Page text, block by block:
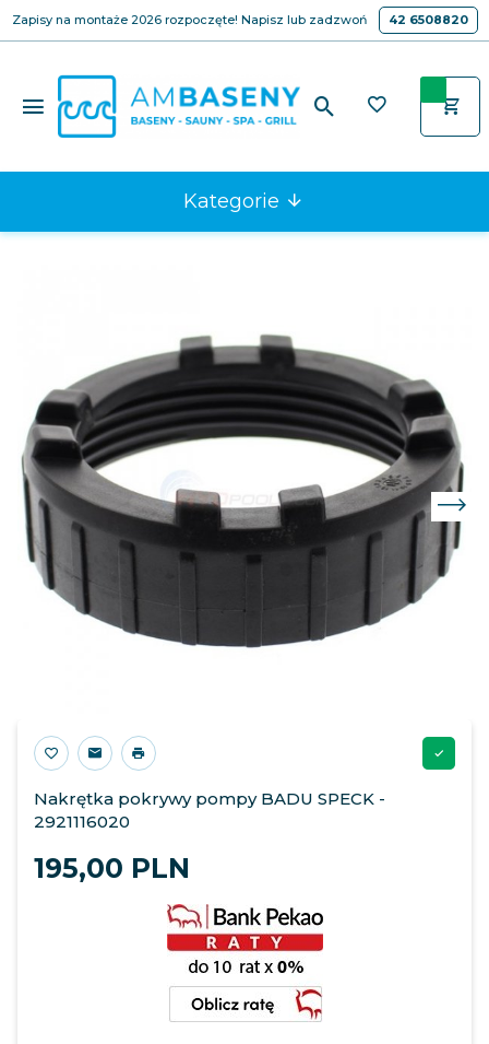
Zapisy na montaże 2026 rozpoczęte! Napisz lub zadzwoń 42 6508820
Kategorie
Nakrętka pokrywy pompy BADU SPECK -
2921116020
195,00 PLN